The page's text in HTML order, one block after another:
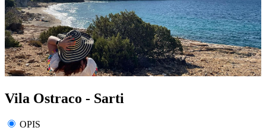
Vila Ostraco - Sarti
OPIS